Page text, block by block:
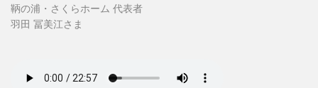
鞆の浦・さくらホーム 代表者
羽田 冨美江さま